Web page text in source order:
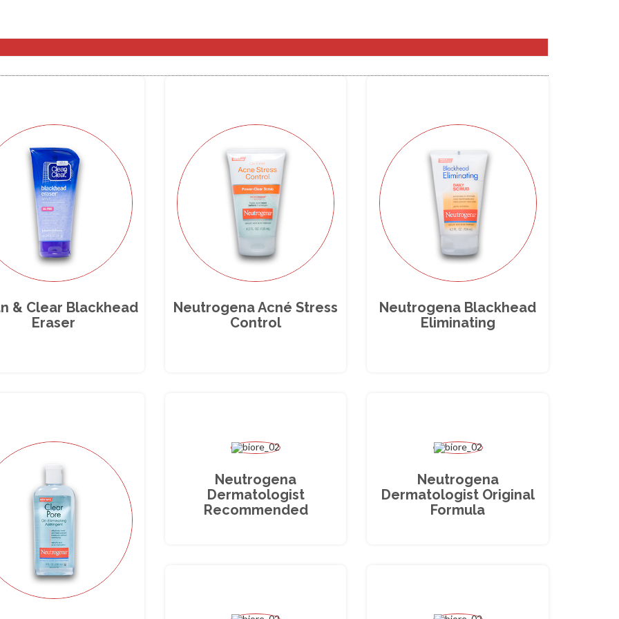
& Clear Blackhead
Eraser
Neutrogena Acné Stress
Control
Neutrogena Blackhead
Eliminating
Neutrogena
Dermatologist
Recommended
Neutrogena
Dermatologist Original
Formula